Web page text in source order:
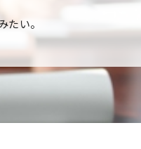
たい。